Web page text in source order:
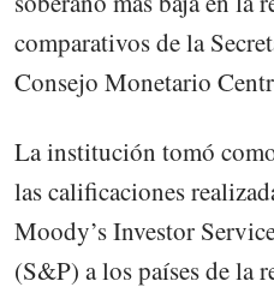
comparativos de la
Consejo Monetario
La institución tomó
las calificaciones
Moody’s Investor
(S&P) a los países de la